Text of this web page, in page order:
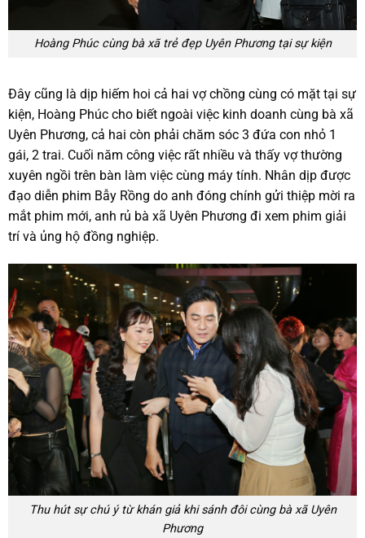
Hoàng Phúc cùng bà xã trẻ đẹp Uyên Phương tại sự kiện
Đây cũng là dịp hiếm hoi cả hai vợ chồng cùng có mặt tại sự
kiện, Hoàng Phúc cho biết ngoài việc kinh doanh cùng bà xã
Uyên Phương, cả hai còn phải chăm sóc 3 đứa con nhỏ 1
gái, 2 trai. Cuối năm công việc rất nhiều và thấy vợ thường
xuyên ngồi trên bàn làm việc cùng máy tính. Nhân dịp được
đạo diễn phim Bẫy Rồng do anh đóng chính gửi thiệp mời ra
mắt phim mới, anh rủ bà xã Uyên Phương đi xem phim giải
trí và ủng hộ đồng nghiệp.
Thu hút sự chú ý từ khán giả khi sánh đôi cùng bà xã Uyên
Phương